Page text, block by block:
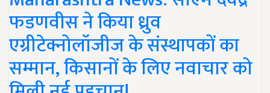
फडणवीस ने किया ध्रुव
एग्रीटेक्नोलॉजीज के संस्थापकों का
सम्मान, किसानों के लिए नवाचार को